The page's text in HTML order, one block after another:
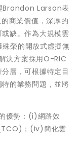
Brandon Larson表
商業價值，深厚的
缺。作為大規模雲
榮的開放式虛擬無
決方案採用O-RIC
層，可根據特定目
的業務問題，並將
優勢：(i)網路效
；(iv)簡化雲